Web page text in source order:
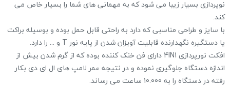
نوپردازی بسیار زیبا می شود که به مهمانی های شما را بسیار خاص می
کند.
با سایز و طراحی مناسبی که دارد به راحتی قابل حمل بوده و بوسیله براکت
یا دستگیره نگهدارنده قابلیت آویزان شدن از پایه نور T و ... را دارد.
افکت نورپردازی 4IN1 دارای فن خنک کننده بوده که از گرم شدن بیش از
اندازه دستگاه جلوگیری نموده و در نتیجه عمر لامپ های ال ای دی بکار
رفته در دستگاه را به 10.000 ساعت می رساند.